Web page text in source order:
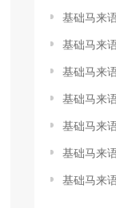
基础马来
基础马来
基础马来语
基础马来
基础马来语
基础马来
基础马来